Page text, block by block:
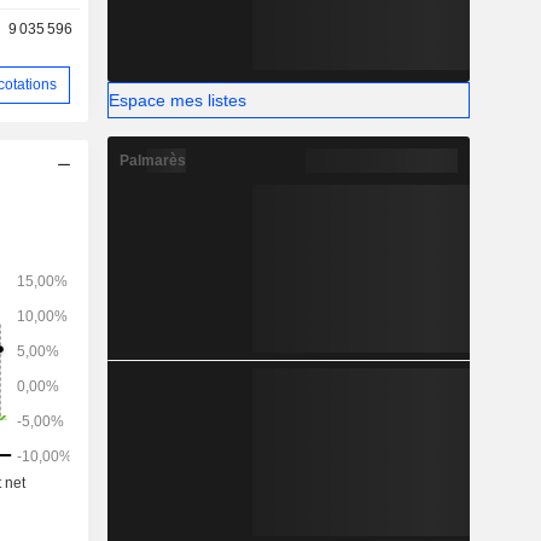
des
9 035 596
Espace mes listes
Palmarès